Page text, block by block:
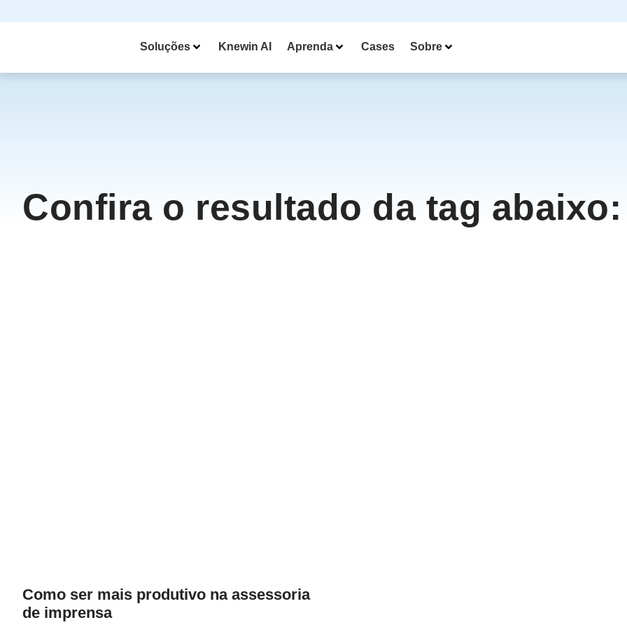
Soluções Knewin AI Aprenda Cases Sobre
Confira o resultado da tag abaixo:
Como ser mais produtivo na assessoria
de imprensa